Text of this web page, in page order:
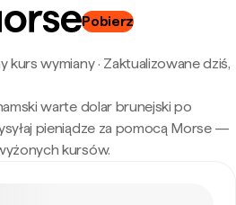
Pobierz
kurs wymiany· Zaktualizowane dziś,
warte dolar brunejski po
pieniądze za pomocą Morse —
kursów.